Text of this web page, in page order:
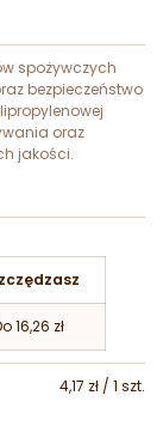
spożywczych
bezpieczeństwo
oraz
jakości.
16,26 zł
4,17 zł / 1 szt.